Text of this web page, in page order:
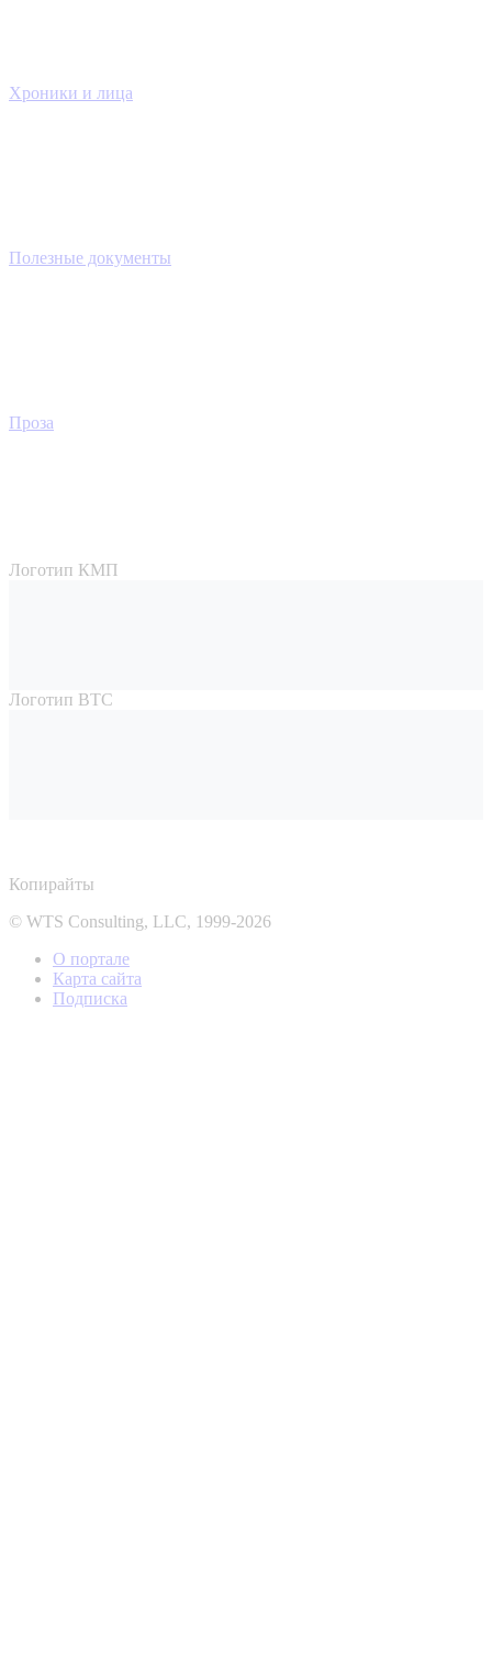
Хроники и лица
Полезные документы
Проза
Логотип КМП
Логотип ВТС
Копирайты
© WTS Consulting, LLC, 1999-2026
О портале
Карта сайта
Подписка